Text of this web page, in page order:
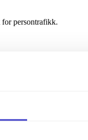
persontrafikk.